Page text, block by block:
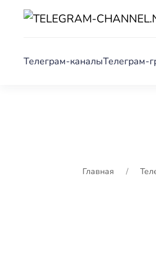
Телеграм-каналыТелеграм-
Главная